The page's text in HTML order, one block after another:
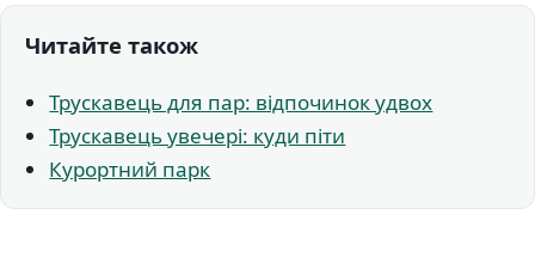
Читайте також
Трускавець для пар: відпочинок удвох
Трускавець увечері: куди піти
Курортний парк